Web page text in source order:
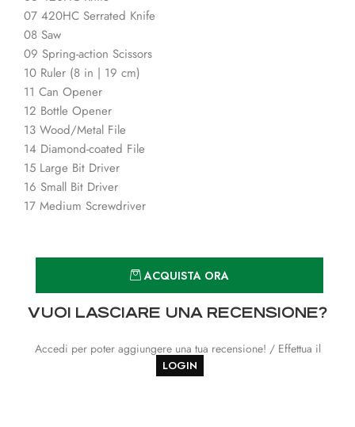
07 420HC Serrated Knife
08 Saw
09 Spring-action Scissors
10 Ruler (8 in | 19 cm)
11 Can Opener
12 Bottle Opener
13 Wood/Metal File
14 Diamond-coated File
15 Large Bit Driver
16 Small Bit Driver
17 Medium Screwdriver
ACQUISTA ORA
VUOI LASCIARE UNA RECENSIONE?
Accedi per poter aggiungere una tua recensione! / Effettua il
LOGIN